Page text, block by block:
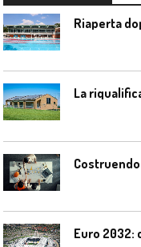
Riaperta
La
Euro 2032: